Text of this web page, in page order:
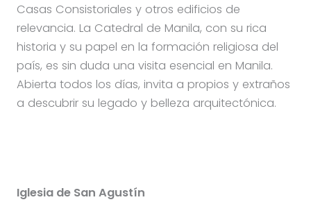
Casas Consistoriales y otros edificios de
relevancia. La Catedral de Manila, con su rica
historia y su papel en la formación religiosa del
país, es sin duda una visita esencial en Manila.
Abierta todos los días, invita a propios y extraños
a descubrir su legado y belleza arquitectónica.
Iglesia de San Agustín